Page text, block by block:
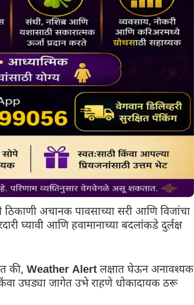
ठिकाणी अचानक पावसाच्या सरी आणि विजांचा
घ्यावी आणि हवामानाच्या बदलांकडे दुर्लक्ष
की, Weather Alert लक्षात घेऊन अनावश्यक
उघड्या जागेत उभे राहणे धोकादायक ठरू